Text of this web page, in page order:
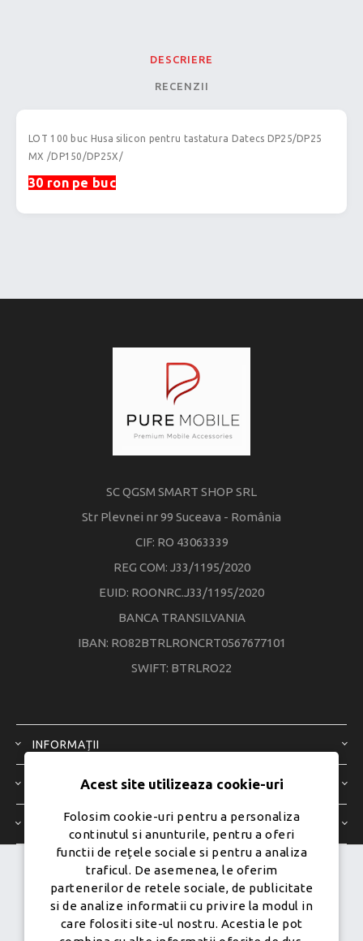
DESCRIERE
RECENZII
LOT 100 buc Husa silicon pentru tastatura Datecs DP25/DP25
MX /DP150/DP25X/
30 ron pe buc
SC QGSM SMART SHOP SRL
Str Plevnei nr 99 Suceava - România
CIF: RO 43063339
REG COM: J33/1195/2020
EUID: ROONRC.J33/1195/2020
BANCA TRANSILVANIA
IBAN: RO82BTRLRONCRT0567677101
SWIFT: BTRLRO22
INFORMAȚII
SERVICIU CLIENȚI
CONTUL MEU
Dezvoltat de
Ecom Digital -
Powered bynopCommerce
Acest site utilizeaza cookie-uri
Folosim cookie-uri pentru a personaliza
continutul si anunturile, pentru a oferi
functii de rețele sociale si pentru a analiza
traficul. De asemenea, le oferim
partenerilor de retele sociale, de publicitate
si de analize informatii cu privire la modul in
care folositi site-ul nostru. Acestia le pot